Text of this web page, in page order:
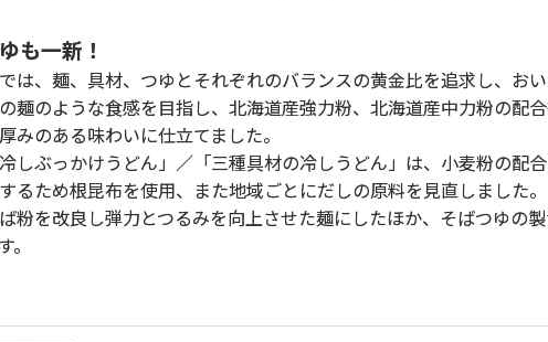
も一新！
、麺、具材、つゆとそれぞれのバランスの黄金比を追求し、おい
麺のような食感を目指し、北海道産強力粉、北海道産中力粉の配
みのある味わいに仕立てました。
しぶっかけうどん」／「三種具材の冷しうどん」は、小麦粉の配
るため根昆布を使用、また地域ごとにだしの原料を見直しました。
粉を改良し弾力とつるみを向上させた麺にしたほか、そばつゆの